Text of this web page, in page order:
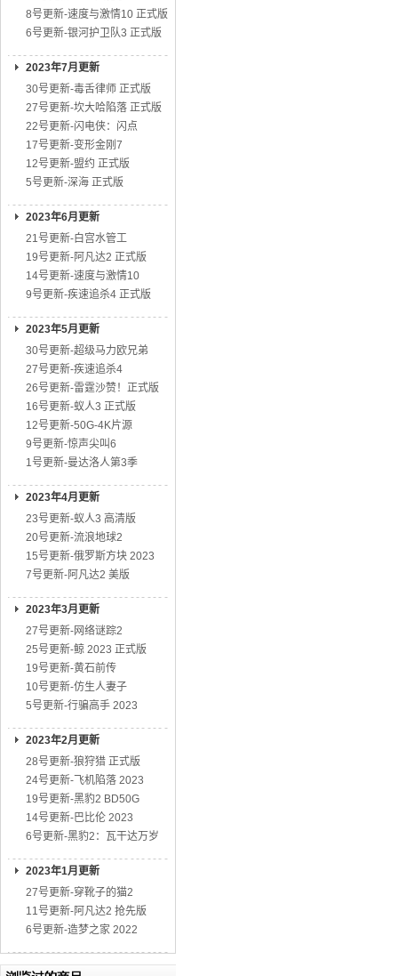
8号更新-速度与激情10 正式版
6号更新-银河护卫队3 正式版
2023年7月更新
30号更新-毒舌律师 正式版
27号更新-坎大哈陷落 正式版
22号更新-闪电侠：闪点
17号更新-变形金刚7
12号更新-盟约 正式版
5号更新-深海 正式版
2023年6月更新
21号更新-白宫水管工
19号更新-阿凡达2 正式版
14号更新-速度与激情10
9号更新-疾速追杀4 正式版
2023年5月更新
30号更新-超级马力欧兄弟
27号更新-疾速追杀4
26号更新-雷霆沙赞！正式版
16号更新-蚁人3 正式版
12号更新-50G-4K片源
9号更新-惊声尖叫6
1号更新-曼达洛人第3季
2023年4月更新
23号更新-蚁人3 高清版
20号更新-流浪地球2
15号更新-俄罗斯方块 2023
7号更新-阿凡达2 美版
2023年3月更新
27号更新-网络谜踪2
25号更新-鲸 2023 正式版
19号更新-黄石前传
10号更新-仿生人妻子
5号更新-行骗高手 2023
2023年2月更新
28号更新-狼狩猎 正式版
24号更新-飞机陷落 2023
19号更新-黑豹2 BD50G
14号更新-巴比伦 2023
6号更新-黑豹2：瓦干达万岁
2023年1月更新
27号更新-穿靴子的猫2
11号更新-阿凡达2 抢先版
6号更新-造梦之家 2022